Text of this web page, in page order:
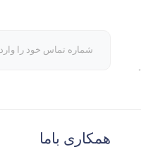
همکاری باما